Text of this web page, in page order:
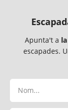
Apunta't a
escapades.